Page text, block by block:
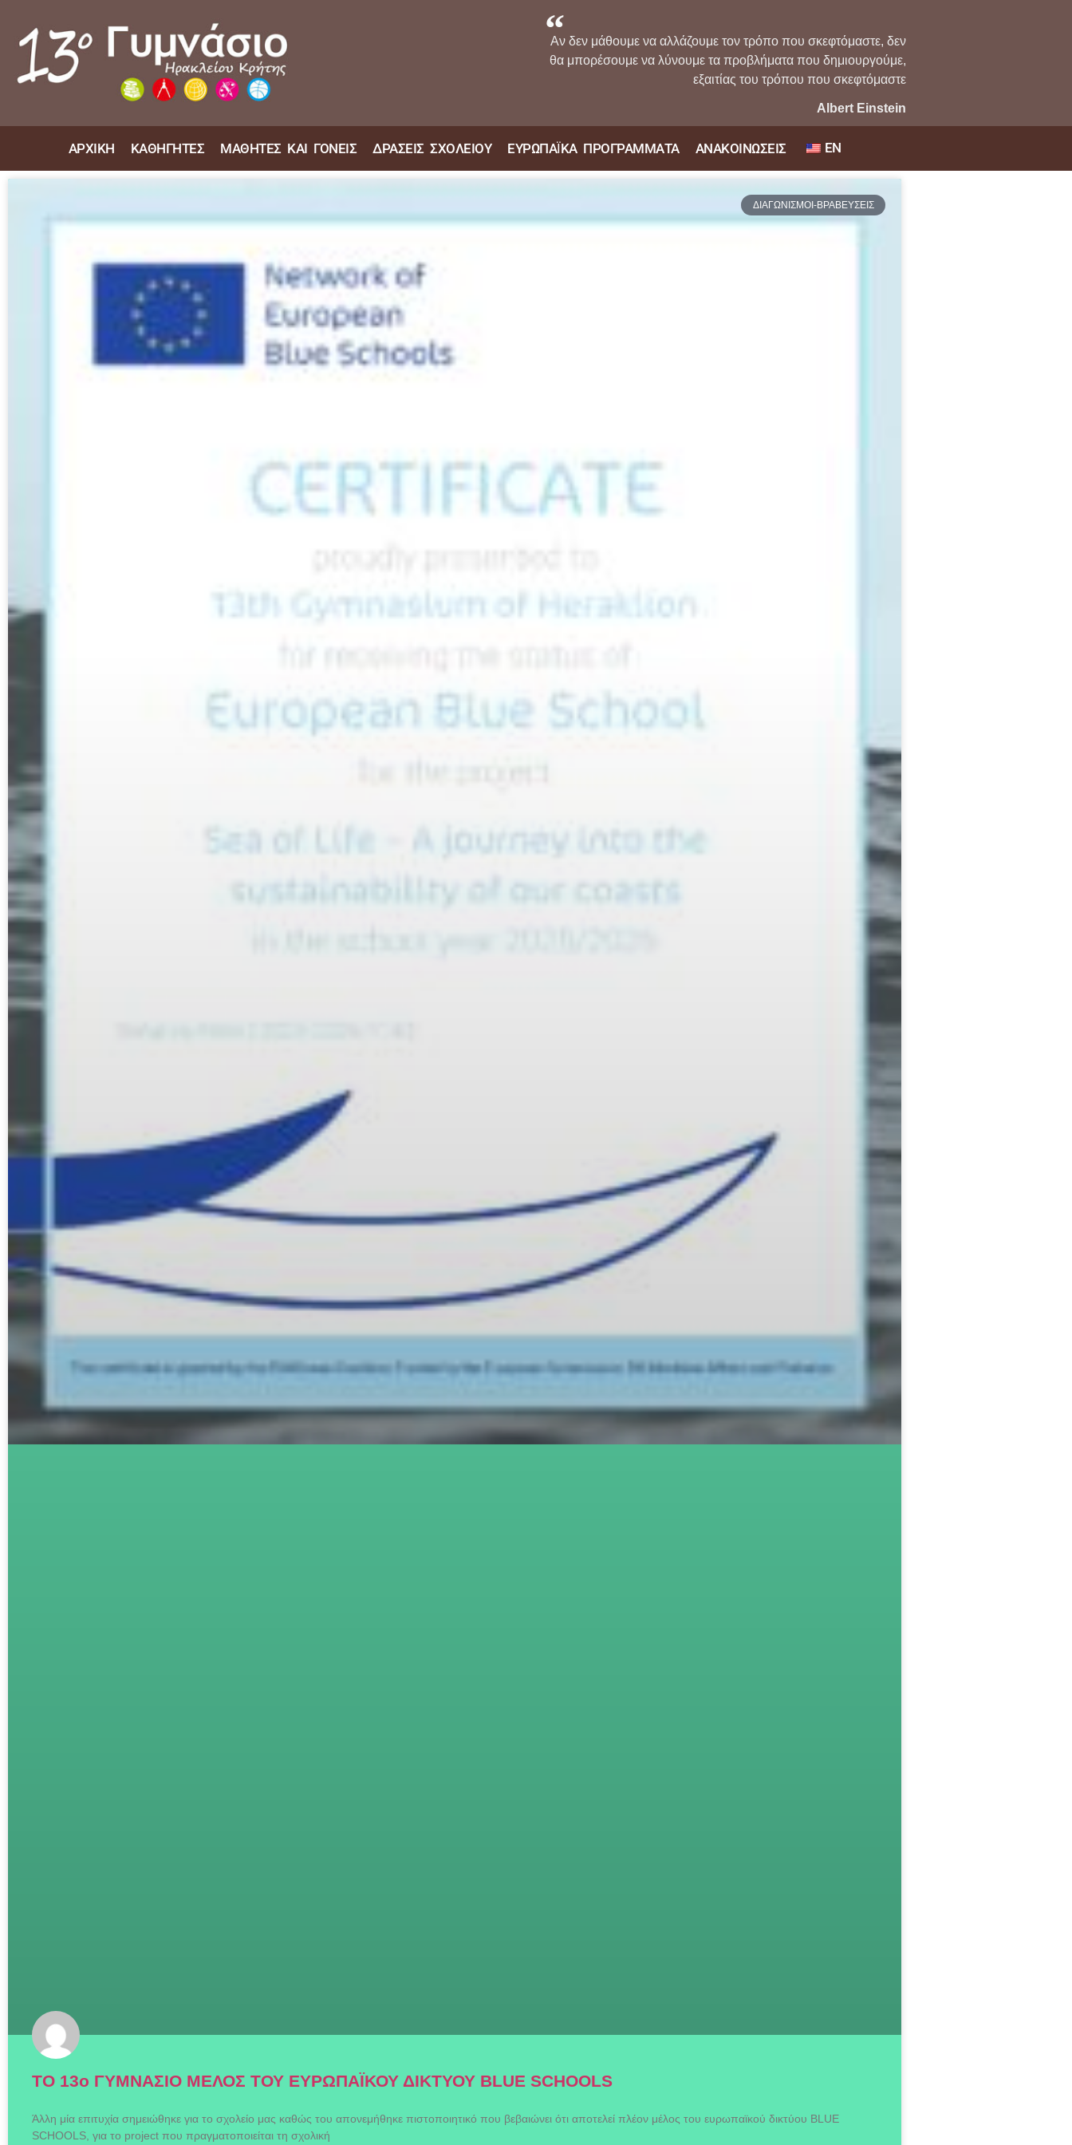
Αν δεν μάθουμε να αλλάζουμε τον τρόπο που σκεφτόμαστε, δεν
θα μπορέσουμε να λύνουμε τα προβλήματα που δημιουργούμε,
εξαιτίας του τρόπου που σκεφτόμαστε
Albert Einstein
ΑΡΧΙΚΗ ΚΑΘΗΓΗΤΕΣ ΜΑΘΗΤΕΣ ΚΑΙ ΓΟΝΕΙΣ ΔΡΑΣΕΙΣ ΣΧΟΛΕΙΟΥ ΕΥΡΩΠΑΪΚΑ ΠΡΟΓΡΑΜΜΑΤΑ ΑΝΑΚΟΙΝΩΣΕΙΣ EN
ΔΙΑΓΩΝΙΣΜΟΙ-ΒΡΑΒΕΥΣΕΙΣ
TO 13ο ΓΥΜΝΑΣΙΟ ΜΕΛΟΣ ΤΟΥ ΕΥΡΩΠΑΪΚΟΥ ΔΙΚΤΥΟΥ BLUE SCHOOLS
Άλλη μία επιτυχία σημειώθηκε για το σχολείο μας καθώς του απονεμήθηκε πιστοποιητικό που βεβαιώνει ότι αποτελεί πλέον μέλος του ευρωπαϊκού δικτύου BLUE
SCHOOLS, για το project που πραγματοποιείται τη σχολική